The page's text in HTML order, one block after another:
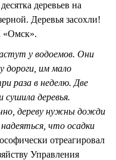
деревьев на
Деревья засохли!
«Омск».
у водоемов. Они
дороги, им мало
раза в неделю. Две
сушила деревья.
дереву нужны дожди
что осадки
отреагировал
Управления